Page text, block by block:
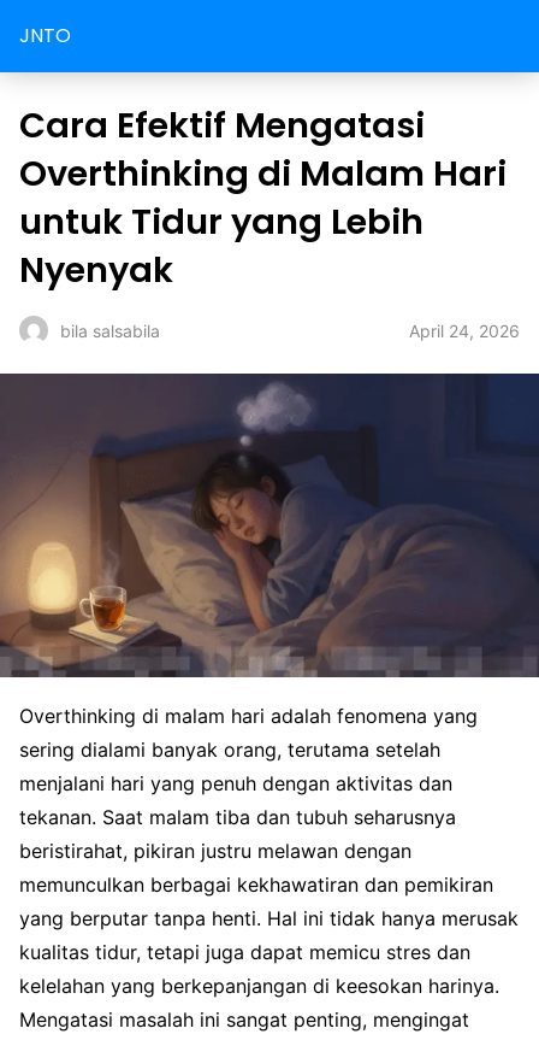
JNTO
Cara Efektif Mengatasi
Overthinking di Malam Hari
untuk Tidur yang Lebih
Nyenyak
bila salsabila April 24, 2026
Overthinking di malam hari adalah fenomena yang
sering dialami banyak orang, terutama setelah
menjalani hari yang penuh dengan aktivitas dan
tekanan. Saat malam tiba dan tubuh seharusnya
beristirahat, pikiran justru melawan dengan
memunculkan berbagai kekhawatiran dan pemikiran
yang berputar tanpa henti. Hal ini tidak hanya merusak
kualitas tidur, tetapi juga dapat memicu stres dan
kelelahan yang berkepanjangan di keesokan harinya.
Mengatasi masalah ini sangat penting, mengingat